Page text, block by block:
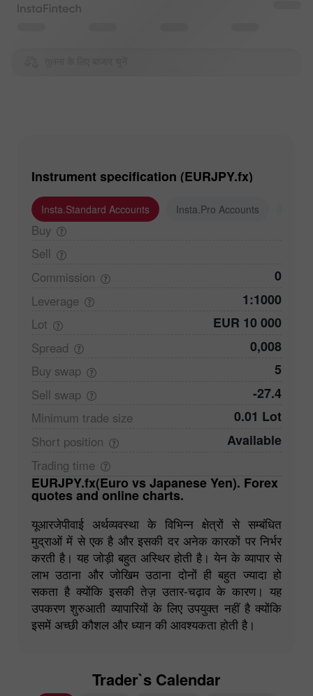
Instrument specification (EURJPY.fx)
Insta.Standard Accounts Insta.Pro Accounts
Buy
Sell
Commission
0
Leverage 1:1000
Lot EUR 10 000
Spread 0,008
Buy swap 5
Sell swap -27.4
Minimum trade size 0.01 Lot
Short position Available
Trading time
EURJPY.fx(Euro vs Japanese Yen). Forex
quotes and online charts.
यूआरजेपीवाई अर्थव्यवस्था के विभिन्न क्षेत्रों से सम्बंधित
मुद्राओं में से एक है और इसकी दर अनेक कारकों पर निर्भर
करती है। यह जोड़ी बहुत अस्थिर होती है। येन के व्यापार से
लाभ उठाना और जोखिम उठाना दोनों ही बहुत ज्यादा हो
सकता है क्योंकि इसकी तेज़ उतार-चढ़ाव के कारण। यह
उपकरण शुरुआती व्यापारियों के लिए उपयुक्त नहीं है क्योंकि
इसमें अच्छी कौशल और ध्यान की आवश्यकता होती है।
Trader`s Calendar